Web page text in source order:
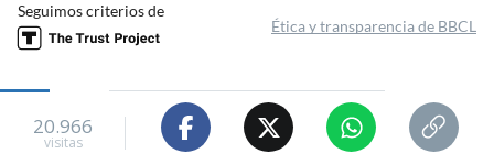
Seguimos criterios de
Ética y transparencia de BBCL
20.966
visitas